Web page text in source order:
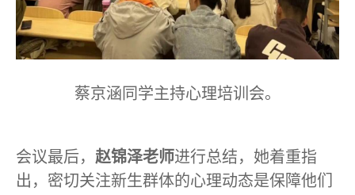
蔡京涵同学主持心理培训会。
会议最后， 赵锦泽老师进行总结，她着重指
出，密切关注新生群体的心理动态是保障他们